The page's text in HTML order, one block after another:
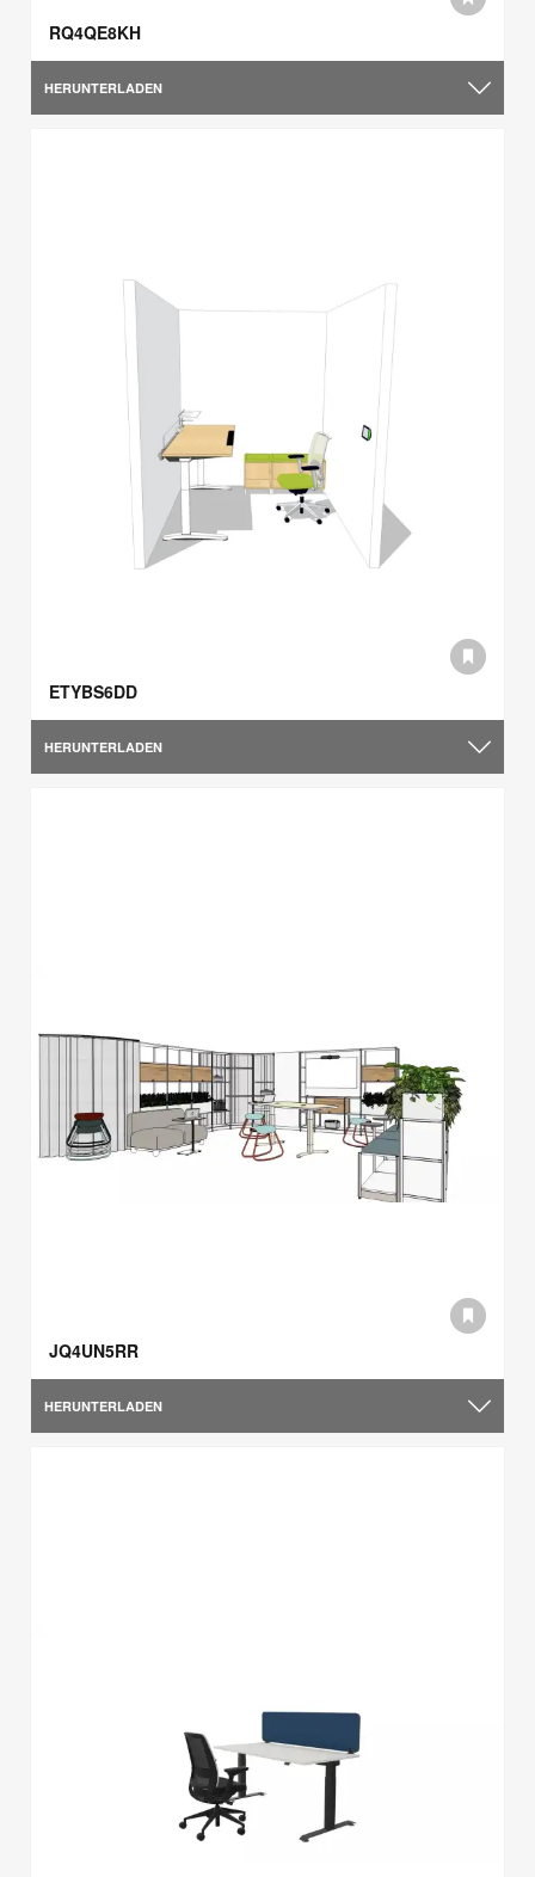
RQ4QE8KH
HERUNTERLADEN
ETYBS6DD
HERUNTERLADEN
JQ4UN5RR
HERUNTERLADEN